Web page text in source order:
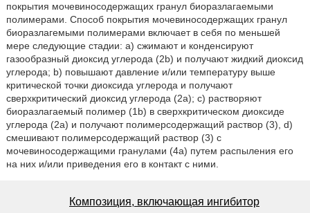
покрытия мочевиносодержащих гранул биоразлагаемыми
полимерами. Способ покрытия мочевиносодержащих гранул
биоразлагемыми полимерами включает в себя по меньшей
мере следующие стадии: a) сжимают и конденсируют
газообразный диоксид углерода (2b) и получают жидкий диоксид
углерода; b) повышают давление и/или температуру выше
критической точки диоксида углерода и получают
сверхкритический диоксид углерода (2a); c) растворяют
биоразлагаемый полимер (1b) в сверхкритическом диоксиде
углерода (2a) и получают полимерсодержащий раствор (3), d)
смешивают полимерсодержащий раствор (3) с
мочевиносодержащими гранулами (4a) путем распыления его
на них и/или приведения его в контакт с ними.
Композиция, включающая ингибитор